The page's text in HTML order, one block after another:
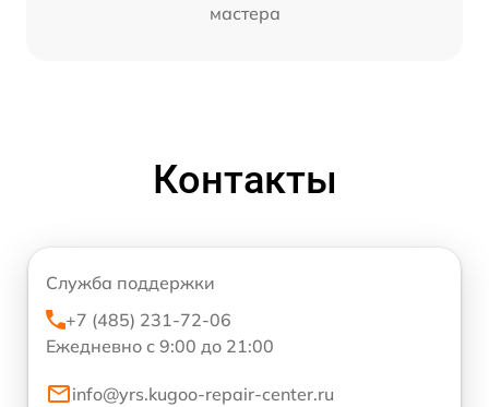
мастера
Контакты
Служба поддержки
+7 (485) 231-72-06
Ежедневно с 9:00 до 21:00
info@yrs.kugoo-repair-center.ru